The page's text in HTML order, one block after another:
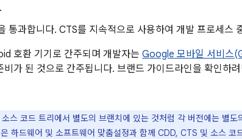
통과합니다. CTS를 지속적으로 사용하여 개발 프로세스
호환 기기로 간주되며 개발자는 Google 모바일 서비스
가 된 것으로 간주됩니다. 브랜드 가이드라인을 확인하려
스 코드 트리에서 별도의 브랜치에 있는 것처럼 각 버전에는 별
하드웨어 및 소프트웨어 맞춤설정과 함께 CDD, CTS 및 소스 코